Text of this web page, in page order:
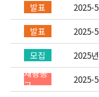
발표
2025-
자 발
발표
2025-
자 발
모집
2025
(3차)
채용공
고
2025-
직원(